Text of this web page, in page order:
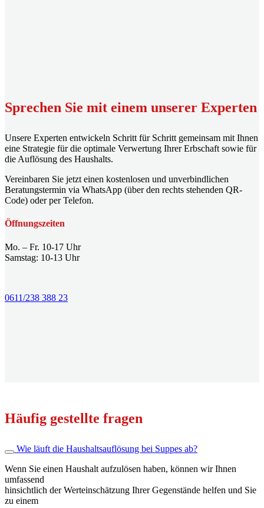
Sprechen Sie mit einem unserer Experten
Unsere Experten entwickeln Schritt für Schritt gemeinsam mit Ihnen
eine Strategie für die optimale Verwertung Ihrer Erbschaft sowie für
die Auflösung des Haushalts.
Vereinbaren Sie jetzt einen kostenlosen und unverbindlichen
Beratungstermin via WhatsApp (über den rechts stehenden QR-
Code) oder per Telefon.
Öffnungszeiten
Mo. – Fr. 10-17 Uhr
Samstag: 10-13 Uhr
0611/238 388 23
Häufig gestellte fragen
Wie läuft die Haushaltsauflösung bei Suppes ab?
Wenn Sie einen Haushalt aufzulösen haben, können wir Ihnen
umfassend
hinsichtlich der Werteinschätzung Ihrer Gegenstände helfen und Sie
zu einem